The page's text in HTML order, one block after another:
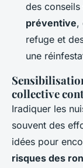
des conseils
préventive,
refuge et
une
collective
Iradiquer les
souvent des
idées pour
risques des